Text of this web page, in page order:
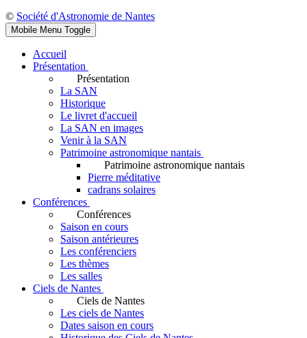
© Société d'Astronomie de Nantes
Mobile Menu Toggle
Accueil
Présentation
Présentation
La SAN
Historique
Le livret d'accueil
La SAN en images
Venir à la SAN
Patrimoine astronomique nantais
Patrimoine astronomique nantais
Pierre méditative
cadrans solaires
Conférences
Conférences
Saison en cours
Saison antérieures
Les conférenciers
Les thèmes
Les salles
Ciels de Nantes
Ciels de Nantes
Les ciels de Nantes
Dates saison en cours